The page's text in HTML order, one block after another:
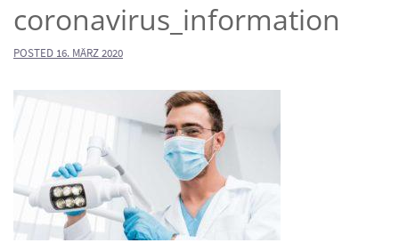
coronavirus_information
POSTED 16. MÄRZ 2020